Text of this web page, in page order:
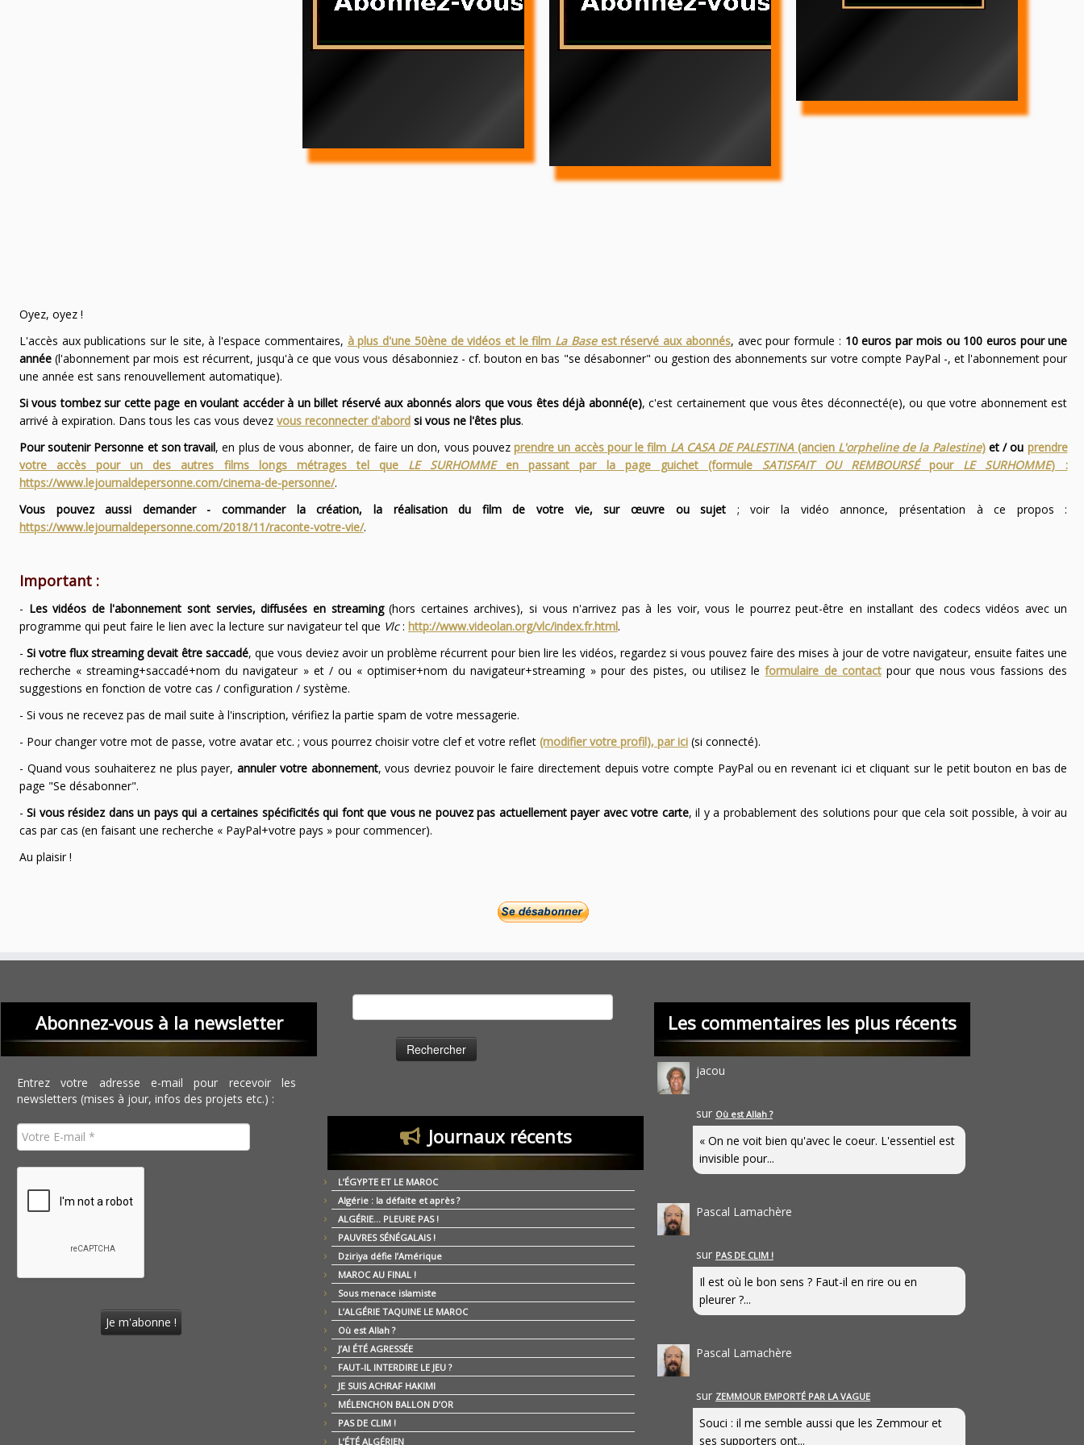
Oyez, oyez !
L'accès aux publications sur le site, à l'espace commentaires, à plus d'une 50ène de vidéos et le film La Baseest réservé aux abonnés, avec pour formule : 10 euros par mois ou 100 euros pour une
année(l'abonnement par mois est récurrent, jusqu'à ce que vous vous désabonniez - cf. bouton en bas "se désabonner" ou gestion des abonnements sur votre compte PayPal -, et l'abonnement pour
une année est sans renouvellement automatique).
Si vous tombez sur cette page en voulant accéder à un billet réservé aux abonnés alors que vous êtes déjà abonné(e), c'est certainement que vous êtes déconnecté(e), ou que votre abonnement est
arrivé à expiration. Dans tous les cas vous devez vous reconnecter d'abordsi vous ne l'êtes plus.
Pour soutenir Personne et son travail, en plus de vous abonner, de faire un don, vous pouvezprendre un accès pour le film LA CASA DE PALESTINA(ancien L'orpheline de la Palestine)et / ou prendre
votre accès pour un des autres films longs métrages tel que LE SURHOMMEen passant par la page guichet (formule SATISFAIT OU REMBOURSÉpour LE SURHOMME) :
https://www.lejournaldepersonne.com/cinema-de-personne/.
Vous pouvez aussi demander - commander la création, la réalisation du film de votre vie, sur œuvre ou sujet ; voir la vidéo annonce, présentation à ce propos :
https://www.lejournaldepersonne.com/2018/11/raconte-votre-vie/.
Important :
- Les vidéos de l'abonnement sont servies, diffusées en streaming(hors certaines archives), si vous n'arrivez pas à les voir, vous le pourrez peut-être en installant des codecs vidéos avec un
programme qui peut faire le lien avec la lecture sur navigateur tel que Vlc: http://www.videolan.org/vlc/index.fr.html.
- Si votre flux streaming devait être saccadé, que vous deviez avoir un problème récurrent pour bien lire les vidéos, regardez si vous pouvez faire des mises à jour de votre navigateur, ensuite faites une
recherche « streaming+saccadé+nom du navigateur » et / ou « optimiser+nom du navigateur+streaming » pour des pistes, ou utilisez leformulaire de contactpour que nous vous fassions des
suggestions en fonction de votre cas / configuration / système.
- Si vous ne recevez pas de mail suite à l'inscription, vérifiez la partie spam de votre messagerie.
- Pour changer votre mot de passe, votre avatar etc. ; vous pourrez choisir votre clef et votre reflet (modifier votre profil), par ici(si connecté).
- Quand vous souhaiterez ne plus payer,annuler votre abonnement, vous devriez pouvoir le faire directement depuis votre compte PayPal ou en revenant ici et cliquant sur le petit bouton en bas de
page "Se désabonner".
-Si vous résidez dans un pays qui a certaines spécificités qui font que vous ne pouvez pas actuellement payer avec votre carte, il y a probablement des solutions pour que cela soit possible, à voir au
cas par cas (en faisant une recherche « PayPal+votre pays » pour commencer).
Au plaisir !
Abonnez-vous à la newsletter
Entrez votre adresse e-mail pour recevoir les
newsletters (mises à jour, infos des projets etc.) :
Journaux récents
L’ÉGYPTE ET LE MAROC
Algérie : la défaite et après ?
ALGÉRIE… PLEURE PAS !
PAUVRES SÉNÉGALAIS !
Dziriya défie l’Amérique
MAROC AU FINAL !
Sous menace islamiste
L’ALGÉRIE TAQUINE LE MAROC
Où est Allah ?
J’AI ÉTÉ AGRESSÉE
FAUT-IL INTERDIRE LE JEU ?
JE SUIS ACHRAF HAKIMI
MÉLENCHON BALLON D’OR
PAS DE CLIM !
L’ÉTÉ ALGÉRIEN
Les commentaires les plus récents
jacou
sur Où est Allah ?
« On ne voit bien qu'avec le coeur. L'essentiel est
invisible pour...
Pascal Lamachère
sur PAS DE CLIM !
Il est où le bon sens ? Faut-il en rire ou en
pleurer ?...
Pascal Lamachère
sur ZEMMOUR EMPORTÉ PAR LA VAGUE
Souci : il me semble aussi que les Zemmour et
ses supporters ont...